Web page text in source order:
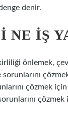
denir.
NE IŞ
önlemek,
çözmek
çözmek